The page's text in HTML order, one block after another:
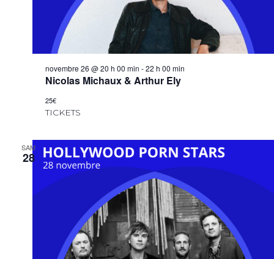
novembre 26 @ 20 h 00 min -22 h 00 min
Nicolas Michaux & Arthur Ely
25€
TICKETS
SAM
28